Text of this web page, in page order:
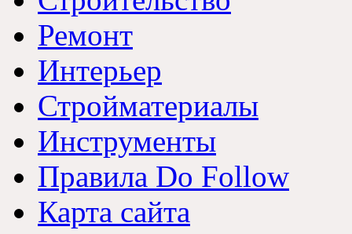
Ремонт
Интерьер
Стройматериалы
Инструменты
Правила Do Follow
Карта сайта